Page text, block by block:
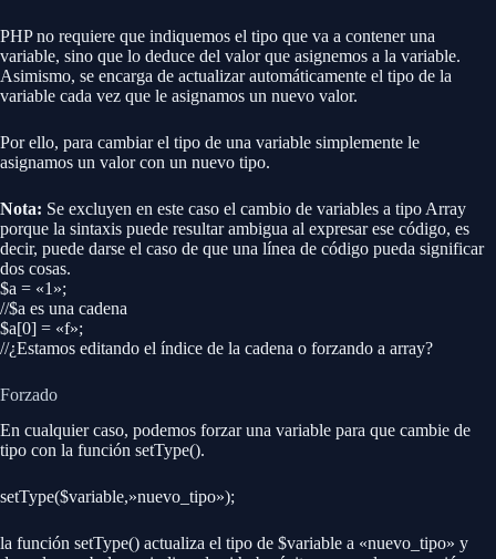
PHP no requiere que indiquemos el tipo que va a contener una
variable, sino que lo deduce del valor que asignemos a la variable.
Asimismo, se encarga de actualizar automáticamente el tipo de la
variable cada vez que le asignamos un nuevo valor.
Por ello, para cambiar el tipo de una variable simplemente le
asignamos un valor con un nuevo tipo.
Nota: Se excluyen en este caso el cambio de variables a tipo Array
porque la sintaxis puede resultar ambigua al expresar ese código, es
decir, puede darse el caso de que una línea de código pueda significar
dos cosas.
$a = «1»;
//$a es una cadena
$a[0] = «f»;
//¿Estamos editando el índice de la cadena o forzando a array?
Forzado
En cualquier caso, podemos forzar una variable para que cambie de
tipo con la función setType().
setType($variable,»nuevo_tipo»);
la función setType() actualiza el tipo de $variable a «nuevo_tipo» y